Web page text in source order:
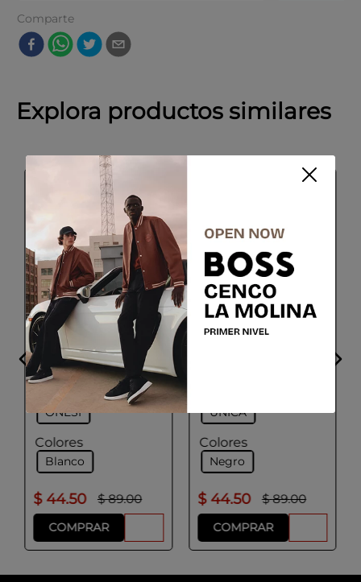
Comparte
Explora productos similares
BOSS
Gorra de sarga de
algodón con
monograma Doble B
bordado
Talla
ONESI
Colores
Blanco
$ 44.50 $ 89.00
COMPRAR
HUGO
UNICA
Colores
Negro
$ 44.50 $ 89.00
COMPRAR